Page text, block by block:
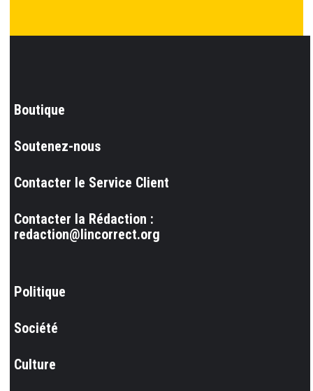
Boutique
Soutenez-nous
Contacter le Service Client
Contacter la Rédaction :
redaction@lincorrect.org
Politique
Société
Culture